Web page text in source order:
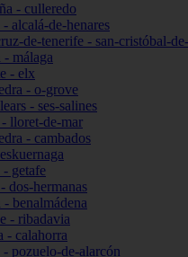
- culleredo
alcalá-de-henares
de-tenerife - san-cristóbal-
- málaga
- elx
- o-grove
- ses-salines
lloret-de-mar
- cambados
getafe
dos-hermanas
- benalmádena
- ribadavia
- calahorra
pozuelo-de-alarcón